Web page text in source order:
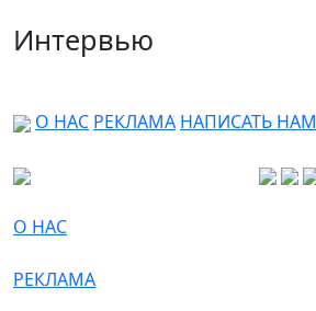
Интервью
О НАС РЕКЛАМА НАПИСАТЬ НАМ
О НАС
РЕКЛАМА